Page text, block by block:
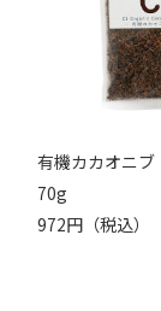
有機カカオニブ
70g
972円（税込）